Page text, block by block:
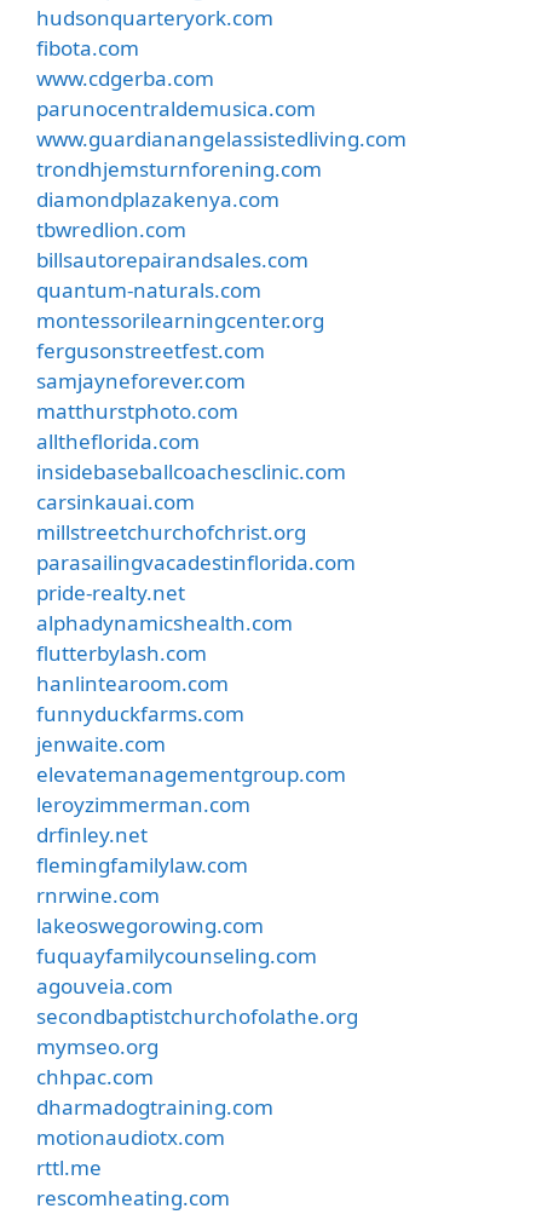
hudsonquarteryork.com
fibota.com
www.cdgerba.com
parunocentraldemusica.com
www.guardianangelassistedliving.com
trondhjemsturnforening.com
diamondplazakenya.com
tbwredlion.com
billsautorepairandsales.com
quantum-naturals.com
montessorilearningcenter.org
fergusonstreetfest.com
samjayneforever.com
matthurstphoto.com
alltheflorida.com
insidebaseballcoachesclinic.com
carsinkauai.com
millstreetchurchofchrist.org
parasailingvacadestinflorida.com
pride-realty.net
alphadynamicshealth.com
flutterbylash.com
hanlintearoom.com
funnyduckfarms.com
jenwaite.com
elevatemanagementgroup.com
leroyzimmerman.com
drfinley.net
flemingfamilylaw.com
rnrwine.com
lakeoswegorowing.com
fuquayfamilycounseling.com
agouveia.com
secondbaptistchurchofolathe.org
mymseo.org
chhpac.com
dharmadogtraining.com
motionaudiotx.com
rttl.me
rescomheating.com